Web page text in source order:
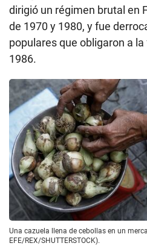
dirigió un régimen brutal en
de 1970 y 1980, y fue
populares que obligaron a
1986.
Una cazuela llena de cebollas en un
EFE/REX/SHUTTERSTOCK).